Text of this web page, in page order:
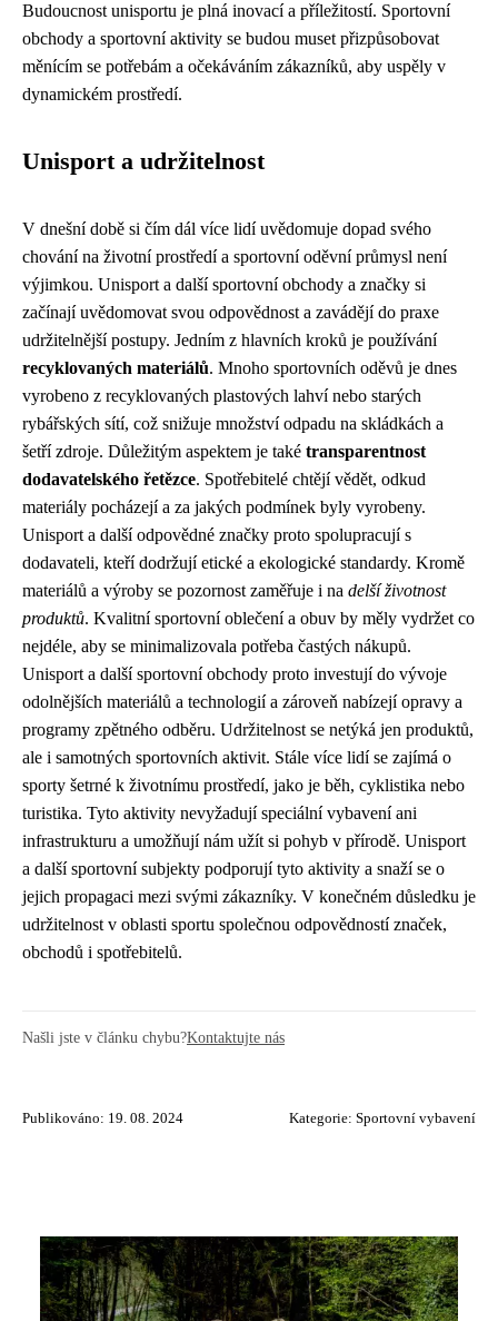
Budoucnost unisportu je plná inovací a příležitostí. Sportovní
obchody a sportovní aktivity se budou muset přizpůsobovat
měnícím se potřebám a očekáváním zákazníků, aby uspěly v
dynamickém prostředí.
Unisport a udržitelnost
V dnešní době si čím dál více lidí uvědomuje dopad svého
chování na životní prostředí a sportovní oděvní průmysl není
výjimkou. Unisport a další sportovní obchody a značky si
začínají uvědomovat svou odpovědnost a zavádějí do praxe
udržitelnější postupy. Jedním z hlavních kroků je používání
recyklovaných materiálů. Mnoho sportovních oděvů je dnes
vyrobeno z recyklovaných plastových lahví nebo starých
rybářských sítí, což snižuje množství odpadu na skládkách a
šetří zdroje. Důležitým aspektem je také transparentnost
dodavatelského řetězce. Spotřebitelé chtějí vědět, odkud
materiály pocházejí a za jakých podmínek byly vyrobeny.
Unisport a další odpovědné značky proto spolupracují s
dodavateli, kteří dodržují etické a ekologické standardy. Kromě
materiálů a výroby se pozornost zaměřuje i na delší životnost
produktů. Kvalitní sportovní oblečení a obuv by měly vydržet co
nejdéle, aby se minimalizovala potřeba častých nákupů.
Unisport a další sportovní obchody proto investují do vývoje
odolnějších materiálů a technologií a zároveň nabízejí opravy a
programy zpětného odběru. Udržitelnost se netýká jen produktů,
ale i samotných sportovních aktivit. Stále více lidí se zajímá o
sporty šetrné k životnímu prostředí, jako je běh, cyklistika nebo
turistika. Tyto aktivity nevyžadují speciální vybavení ani
infrastrukturu a umožňují nám užít si pohyb v přírodě. Unisport
a další sportovní subjekty podporují tyto aktivity a snaží se o
jejich propagaci mezi svými zákazníky. V konečném důsledku je
udržitelnost v oblasti sportu společnou odpovědností značek,
obchodů i spotřebitelů.
Našli jste v článku chybu?Kontaktujte nás
Publikováno: 19. 08. 2024 Kategorie: Sportovní vybavení